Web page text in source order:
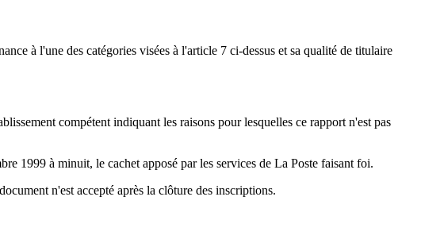
à l'une des catégories visées à l'article 7 ci-dessus et sa qualité de titulaire
compétent indiquant les raisons pour lesquelles ce rapport n'est pas
1999 à minuit, le cachet apposé par les services de La Poste faisant foi.
n'est accepté après la clôture des inscriptions.